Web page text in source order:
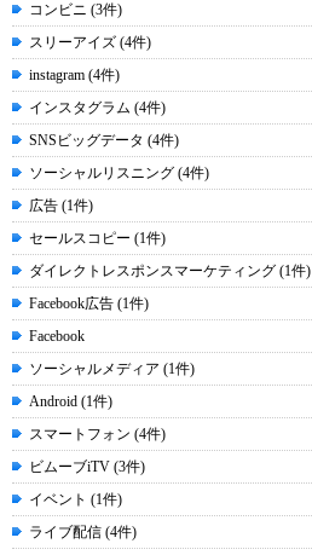
コンビニ (3件)
スリーアイズ (4件)
instagram (4件)
インスタグラム (4件)
SNSビッグデータ (4件)
ソーシャルリスニング (4件)
広告 (1件)
セールスコピー (1件)
ダイレクトレスポンスマーケティング (1件)
Facebook広告 (1件)
Facebook
ソーシャルメディア (1件)
Android (1件)
スマートフォン (4件)
ビムーブiTV (3件)
イベント (1件)
ライブ配信 (4件)